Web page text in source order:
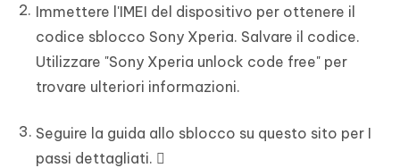
Immettere l'IMEI del dispositivo per ottenere il
codice sblocco Sony Xperia. Salvare il codice.
Utilizzare "Sony Xperia unlock code free" per
trovare ulteriori informazioni.
Seguire la guida allo sblocco su questo sito per I
passi dettagliati. 